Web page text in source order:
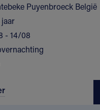
Puyenbroeck België
jaar
- 14/08